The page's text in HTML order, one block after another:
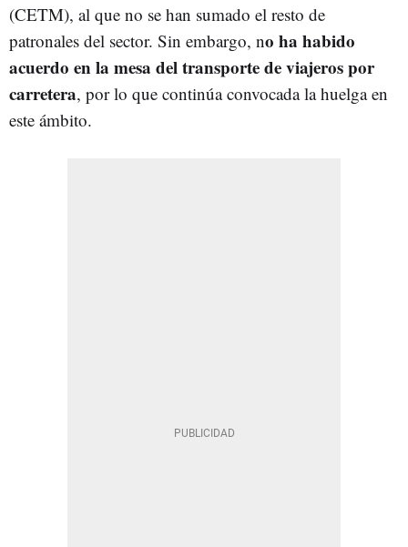
(CETM), al que no se han sumado el resto de
patronales del sector. Sin embargo, no ha habido
acuerdo en la mesa del transporte de viajeros por
carretera, por lo que continúa convocada la huelga en
este ámbito.